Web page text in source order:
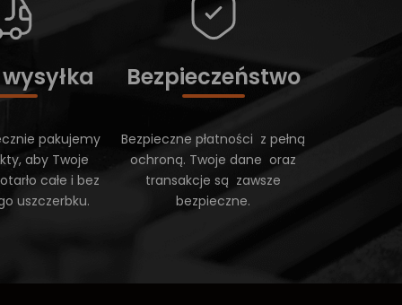
pakujemy
aby Twoje
całe i bez
uszczerbku.
Bezpieczeństwo
Bezpieczne płatności z pełną
ochroną. Twoje dane oraz
transakcje są zawsze
bezpieczne.